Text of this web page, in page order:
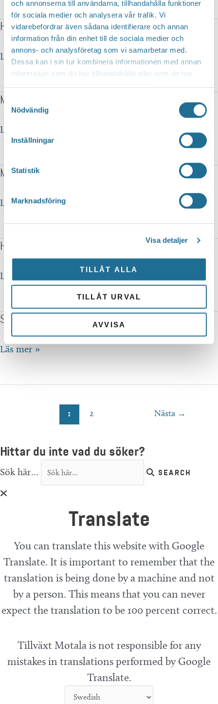
och annonserna till användarna, tillhandahålla funktioner
för sociala medier och analysera vår trafik. Vi
vidarebefordrar även sådana identifierare och annan
information från din enhet till de sociala medier och
annons- och analysföretag som vi samarbetar med.
Dessa kan i sin tur kombinera informationen med annan
information som du har tillhandahållit eller som de har
Samtyckesval
Nödvändig
Inställningar
Statistik
Marknadsföring
Visa detaljer
TILLÅT ALLA
TILLÅT URVAL
AVVISA
och
Shop
Hårdesign Motala Vadstena
Hårdesign
Motala
Vadstena
Läs mer »
Makalöst
Makalöst
Läs mer »
Mirakel
Mirakel
Läs mer »
Hårsalong Hörnet
Hårsalong
Läs mer »
Sven Gustafsson Salong
Sven
Läs mer »
1 2 Nästa →
Hittar du inte vad du söker?
Sök här... SEARCH
Translate
You can translate this website with Google
Translate. It is important to remember that the
translation is being done by a machine and not
by a person. This means that you can never
expect the translation to be 100 percent correct.
Tillväxt Motala is not responsible for any
mistakes in translations performed by Google
Translate.